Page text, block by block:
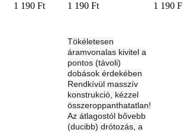
1 190 Ft 1 190 Ft 1 190
Tökéletesen
áramvonalas kivitel a
pontos (távoli)
dobások érdekében
Rendkívül masszív
konstrukció, kézzel
összeroppanthatatlan!
Az átlagostól bővebb
(ducibb) drótozás, a